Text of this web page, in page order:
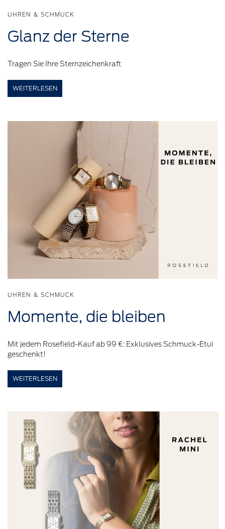
UHREN & SCHMUCK
Glanz der Sterne
Tragen Sie Ihre Sternzeichenkraft
WEITERLESEN
UHREN & SCHMUCK
Momente, die bleiben
Mit jedem Rosefield-Kauf ab 99 €: Exklusives Schmuck-Etui
geschenkt!
WEITERLESEN